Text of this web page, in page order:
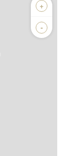
+
-
Biens vendus